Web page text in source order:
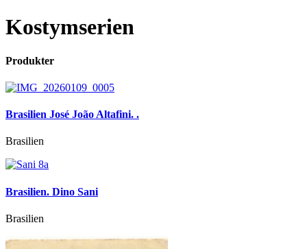
Kostymserien
Produkter
Brasilien José João Altafini. .
Brasilien
Brasilien. Dino Sani
Brasilien